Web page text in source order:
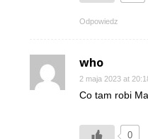
Odpowiedz
who
2 maja 2023 at
Co tam robi
0